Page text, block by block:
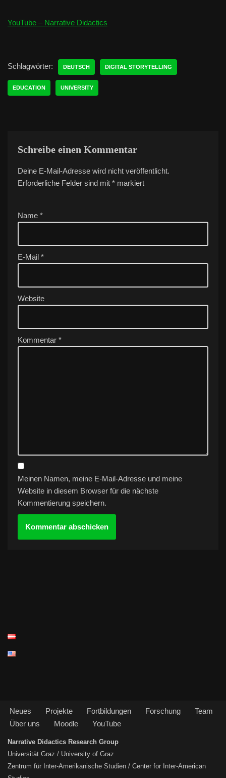
YouTube – Narrative Didactics
Schlagwörter: DEUTSCH DIGITAL STORYTELLING
EDUCATION UNIVERSITY
Schreibe einen Kommentar
Deine E-Mail-Adresse wird nicht veröffentlicht.
Erforderliche Felder sind mit * markiert
Name *
E-Mail *
Website
Kommentar *
Meinen Namen, meine E-Mail-Adresse und meine
Website in diesem Browser für die nächste
Kommentierung speichern.
A
lt
n
ti
v
Neues Projekte Fortbildungen Forschung
Team
Über uns
Moodle YouTube
Narrative Didactics Research Group
Universität Graz / University of Graz
Zentrum für Inter-Amerikanische Studien / Center for Inter-American